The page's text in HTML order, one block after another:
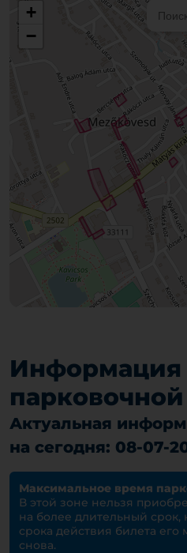
+
−
Информация
Актуальная
на сегодня: 08-07-
Максимальное время
В этой зоне нельзя
на более длительный срок,
срока действия билета
снова.